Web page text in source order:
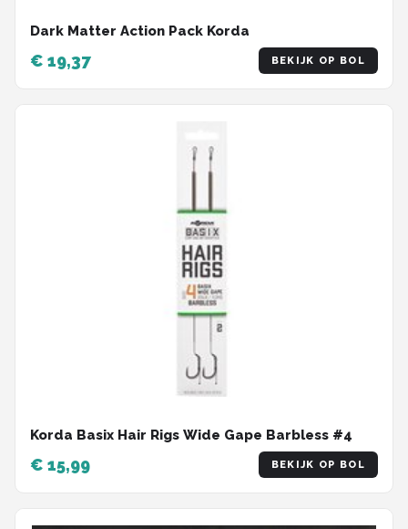
Dark Matter Action Pack Korda
€ 19,37 BEKIJK OP BOL
Korda Basix Hair Rigs Wide Gape Barbless #4
€ 15,99 BEKIJK OP BOL